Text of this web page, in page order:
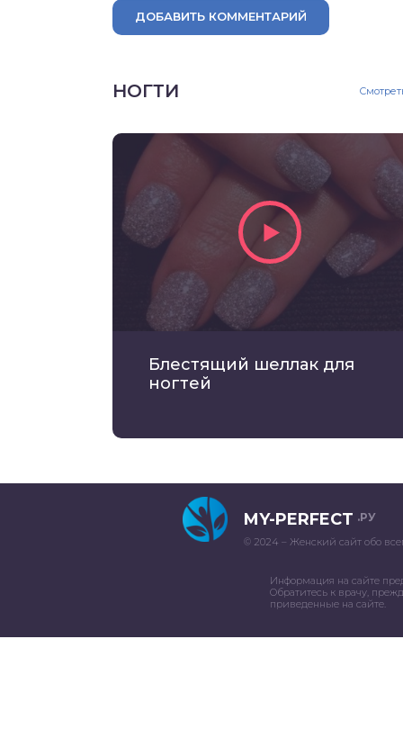
ДОБАВИТЬ КОММЕНТАРИЙ
НОГТИ
Блестящий шеллак для
ногтей
MY-PERFECT .РУ
© 2024 – Женский сайт обо
Информация на сайте
Обратитесь к врачу,
приведенные на сайте.